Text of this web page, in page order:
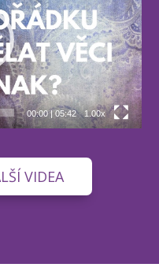
00:00|05:42 1.00x
VIDEA